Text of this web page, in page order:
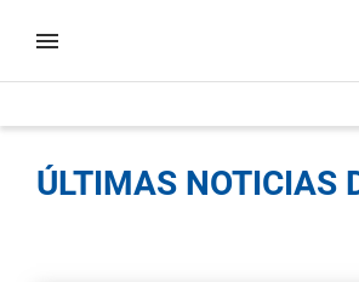
ÚLTIMAS NOTICIAS